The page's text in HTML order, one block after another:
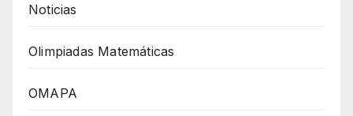
Noticias
Olimpiadas Matemáticas
OMAPA